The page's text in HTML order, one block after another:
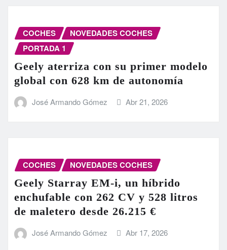
COCHES
NOVEDADES COCHES
PORTADA 1
Geely aterriza con su primer modelo
global con 628 km de autonomía
José Armando Gómez Abr 21, 2026
COCHES NOVEDADES COCHES
Geely Starray EM-i, un híbrido
enchufable con 262 CV y 528 litros
de maletero desde 26.215 €
José Armando Gómez Abr 17, 2026